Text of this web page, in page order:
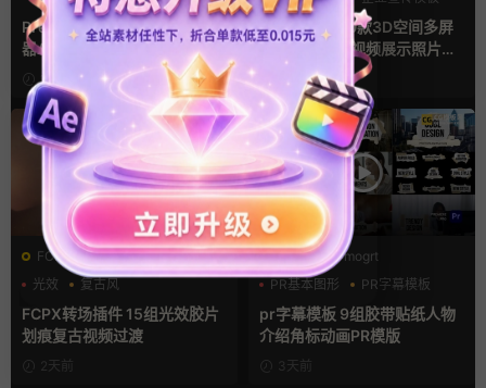
Premiere模板 手机音乐播放
器App软件界面UI进度条动画
视频样机pr模版
11小时前
幻灯片
Pr视频模板 10款3D空间多屏
切换开场相册视频展示照片墙
pr模板1天前
FCPX转场
光效
复古风
支持Intel+M芯片
FCPX转场插件 15组光效胶片
划痕复古视频过渡
2天前
PR基本图形mogrt
PR基本图形
PR字幕模板
人物介绍
pr字幕模板 9组胶带贴纸人物
介绍角标动画PR模版
3天前